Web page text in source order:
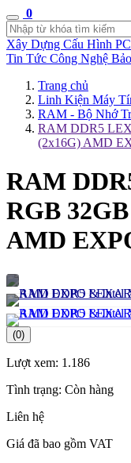
0
Xây Dựng Cấu Hình
Tin Tức Công Nghệ
Trang chủ
Linh Kiện Máy
RAM - Bộ Nhớ
RAM DDR5
(2x16G) AMD
RAM
RGB
AMD
(0)
Lượt xem: 1.186
Tình trạng: Còn hàng
Liên hệ
Giá đã bao gồm VAT